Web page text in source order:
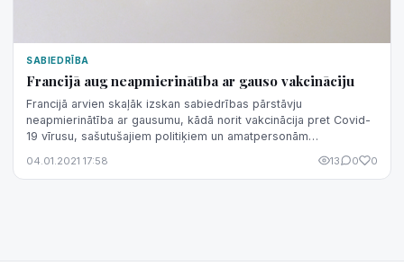
SABIEDRĪBA
Francijā aug neapmierinātība ar gauso vakcināciju
Francijā arvien skaļāk izskan sabiedrības pārstāvju
neapmierinātība ar gausumu, kādā norit vakcinācija pret Covid-
19 vīrusu, sašutušajiem politiķiem un amatpersonām
04.01.2021 17:58 13 0 0